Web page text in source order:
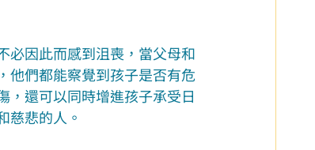
必因此而感到沮喪，當父母和
他們都能察覺到孩子是否有危
，還可以同時增進孩子承受日
慈悲的人。